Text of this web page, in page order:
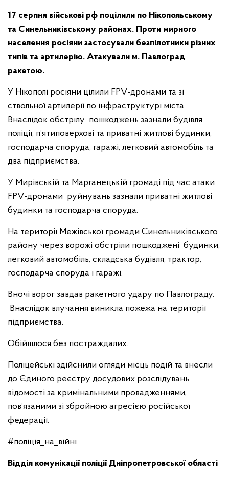
17 серпня військові рф поцілили по Нікопольському
та Синельниківському районах. Проти мирного
населення росіяни застосували безпілотники різних
типів та артилерію. Атакували м. Павлоград
ракетою.
У Нікополі росіяни цілили FPV-дронами та зі
ствольної артилерії по інфраструктурі міста.
Внаслідок обстрілу пошкоджень зазнали будівля
поліції, п’ятиповерхові та приватні житлові будинки,
господарча споруда, гаражі, легковий автомобіль та
два підприємства.
У Мирівській та Марганецькій громаді під час атаки
FPV-дронами руйнувань зазнали приватні житлові
будинки та господарча споруда.
На території Межівської громади Синельниківського
району через ворожі обстріли пошкоджені будинки,
легковий автомобіль, складська будівля, трактор,
господарча споруда і гаражі.
Вночі ворог завдав ракетного удару по Павлограду.
Внаслідок влучання виникла пожежа на території
підприємства.
Обійшлося без постраждалих.
Поліцейські здійснили огляди місць подій та внесли
до Єдиного реєстру досудових розслідувань
відомості за кримінальними провадженнями,
пов’язаними зі збройною агресією російської
федерації.
#поліція_на_війні
Відділ комунікації поліції Дніпропетровської області